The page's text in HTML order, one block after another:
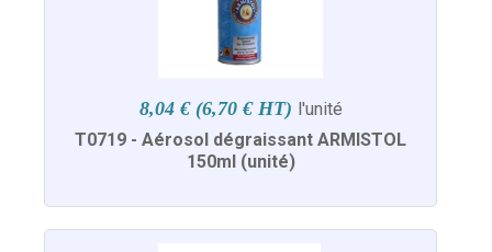
8,04 € (6,70 € HT) l'unité
T0719 - Aérosol dégraissant ARMISTOL
150ml (unité)